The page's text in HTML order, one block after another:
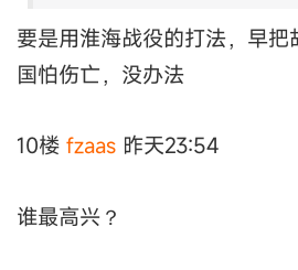
要是用淮海战役的打法，早
国怕伤亡，没办法
10楼 fzaas 昨天23:54
谁最高兴？